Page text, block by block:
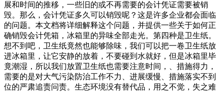
展和时间的推移，一些旧的或不再需要的会计凭证需要被销
毁。那么，会计凭证多久可以销毁呢？这是许多企业都会面临
的问题。本文档将详细解释这个问题，并提供一些关于如何正
确销毁会计凭箱，冰箱里的异味全部走光。第四种是卫生纸。
想不到吧，卫生纸竟然也能够除味，我们可以把一卷卫生纸放
进冰箱里，让它安静的放着，不要碰到水就好，但是冰箱里毕
竟潮湿，所以我们放置卫生纸也需要注意时间，、措施得力，
需要的是对大气污染防治工作不力、进展缓慢、措施落实不到
位的严肃追责问责。生态环境没有替代品，用之不觉，失之难